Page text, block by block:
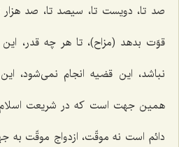
صد تا، دویست تا، سیصد تا، صد هزار
قوّت بدهد (مزاح)، تا هر چه قدر، این
نباشد، این قضیه انجام نمی‌شود،
همین جهت است كه در شریعت اسلام
دائم است نه موقّت، ازدواج موقّت